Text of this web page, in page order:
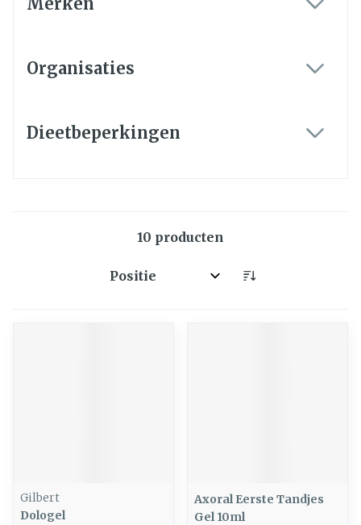
Organisaties
Dieetbeperkingen
10 producten
Sorteer op:
Gilbert
Dologel
Axoral Eerste Tandjes
Gel 10ml